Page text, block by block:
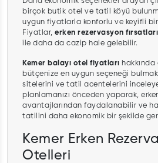
birçok butik otel ve tatil köyü
uygun fiyatlarla konforlu ve keyifli
Fiyatlar, erken rezervasyon fırsatları
ile daha da cazip hale gelebilir.
Kemer balayı otel fiyatları
bütçenize en uygun seçeneği
sitelerini ve tatil acentelerini
planlamanızı önceden yaparak,
avantajlarından faydalanabilir ve
tatilini daha ekonomik bir şekilde
Kemer Erken
Otelleri